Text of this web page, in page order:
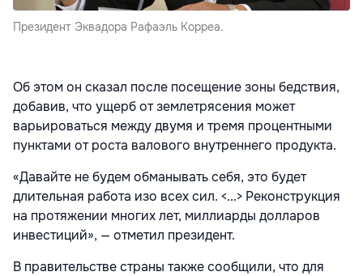
Президент Эквадора Рафаэль Корреа.
Об этом он сказал после посещение зоны бедствия,
добавив, что ущерб от землетрясения может
варьироваться между двумя и тремя процентными
пунктами от роста валового внутреннего продукта.
«Давайте не будем обманывать себя, это будет
длительная работа изо всех сил. <...> Реконструкция
на протяжении многих лет, миллиарды долларов
инвестиций», — отметил президент.
В правительстве страны также сообщили, что для